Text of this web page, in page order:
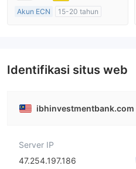
Akun ECN
15-20 tahun
Identifikasi situs web
ibhinvestmentbank.com
Server IP
47.254.197.186